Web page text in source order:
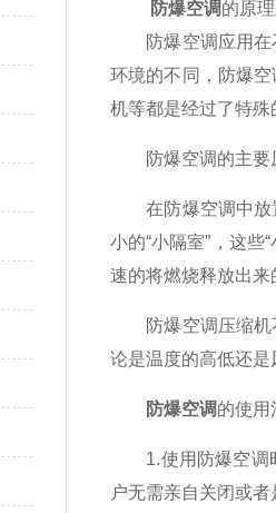
防爆空调的原
防爆空调应用在石
环境的不同，防爆
机等都是经过了特
防爆空调的主要
在防爆空调中放置
小的“小隔室”，这
速的将燃烧释放出
防爆空调压缩机不
论是温度的高低还
防爆空调的使用
1.使用防爆空调时
户无需亲自关闭或